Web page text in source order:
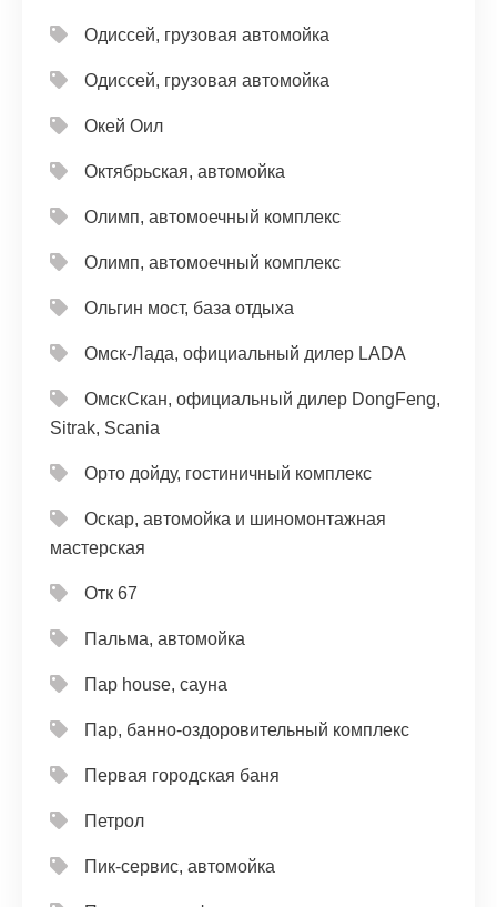
Одиссей, грузовая автомойка
Одиссей, грузовая автомойка
Окей Оил
Октябрьская, автомойка
Олимп, автомоечный комплекс
Олимп, автомоечный комплекс
Ольгин мост, база отдыха
Омск-Лада, официальный дилер LADA
ОмскСкан, официальный дилер DongFeng,
Sitrak, Scania
Орто дойду, гостиничный комплекс
Оскар, автомойка и шиномонтажная
мастерская
Отк 67
Пальма, автомойка
Пар house, сауна
Пар, банно-оздоровительный комплекс
Первая городская баня
Петрол
Пик-сервис, автомойка